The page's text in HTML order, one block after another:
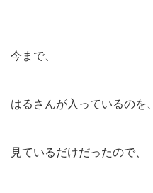
今まで、
はるさんが入っているのを、
見ているだけだったので、